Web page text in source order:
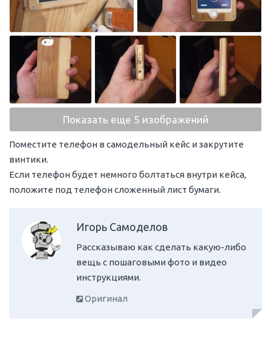
Показать еще 5 изображений
Поместите телефон в самодельный кейс и закрутите
винтики.
Если телефон будет немного болтаться внутри кейса,
положите под телефон сложенный лист бумаги.
Игорь Самоделов
Рассказываю как сделать какую-либо
вещь с пошаговыми фото и видео
инструкциями.
Оригинал